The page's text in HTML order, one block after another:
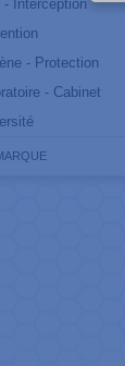
- Interception
- Protection
- Cabinet